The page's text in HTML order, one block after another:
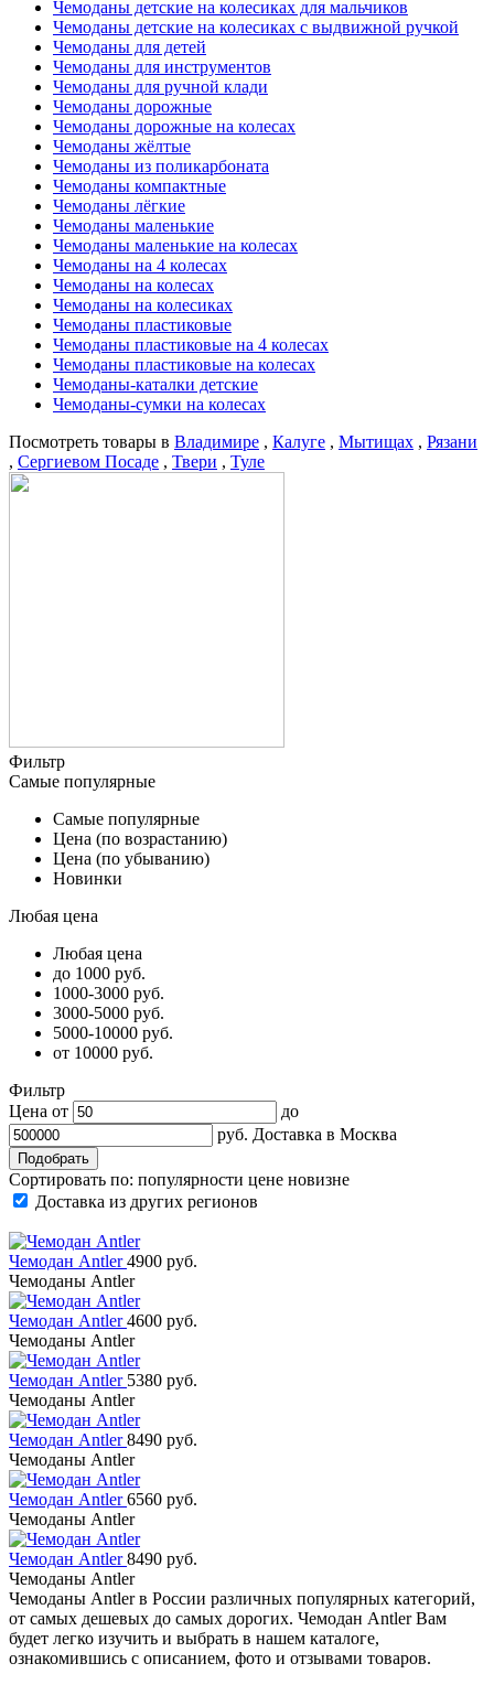
Чемоданы детские на колесиках для мальчиков
Чемоданы детские на колесиках с выдвижной ручкой
Чемоданы для детей
Чемоданы для инструментов
Чемоданы для ручной клади
Чемоданы дорожные
Чемоданы дорожные на колесах
Чемоданы жёлтые
Чемоданы из поликарбоната
Чемоданы компактные
Чемоданы лёгкие
Чемоданы маленькие
Чемоданы маленькие на колесах
Чемоданы на 4 колесах
Чемоданы на колесах
Чемоданы на колесиках
Чемоданы пластиковые
Чемоданы пластиковые на 4 колесах
Чемоданы пластиковые на колесах
Чемоданы-каталки детские
Чемоданы-сумки на колесах
Посмотреть товары в Владимире , Калуге , Мытищах , Рязани
, Сергиевом Посаде , Твери , Туле
Фильтр
Самые популярные
Самые популярные
Цена (по возрастанию)
Цена (по убыванию)
Новинки
Любая цена
Любая цена
до 1000 руб.
1000-3000 руб.
3000-5000 руб.
5000-10000 руб.
от 10000 руб.
Фильтр
Цена от
до
руб. Доставка в Москва
Сортировать по: популярности цене новизне
Доставка из других регионов
Чемодан Antler4900 руб.
Чемоданы Antler
Чемодан Antler4600 руб.
Чемоданы Antler
Чемодан Antler 5380 руб.
Чемоданы Antler
Чемодан Antler8490 руб.
Чемоданы Antler
Чемодан Antler6560 руб.
Чемоданы Antler
Чемодан Antler8490 руб.
Чемоданы Antler
Чемоданы Antler в России различных популярных категорий,
от самых дешевых до самых дорогих. Чемодан Antler Вам
будет легко изучить и выбрать в нашем каталоге,
ознакомившись с описанием, фото и отзывами товаров.